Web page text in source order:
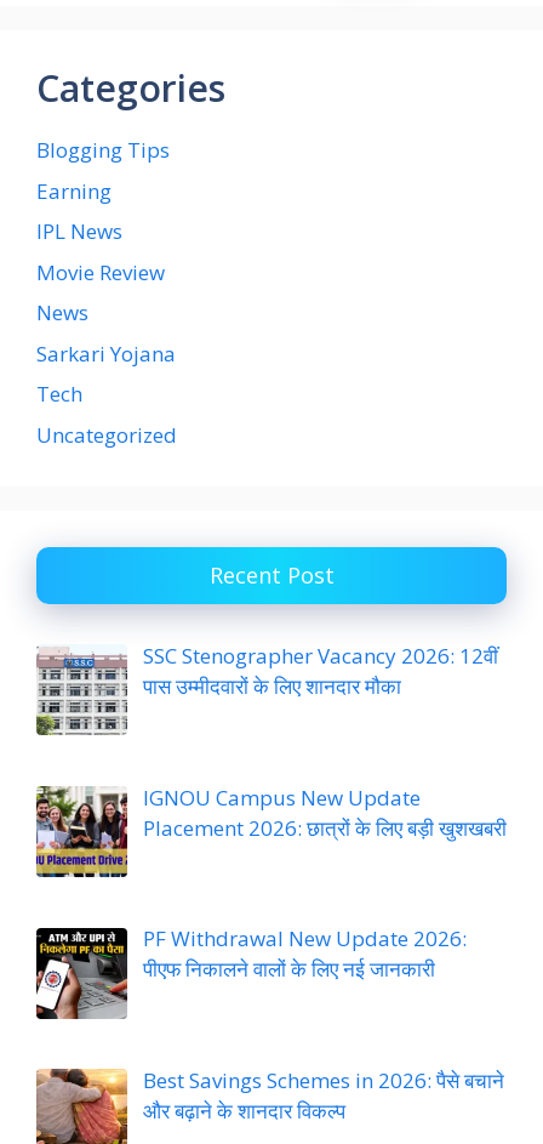
Categories
Blogging Tips
Earning
IPL News
Movie Review
News
Sarkari Yojana
Tech
Uncategorized
Recent Post
SSC Stenographer Vacancy 2026: 12वीं
पास उम्मीदवारों के लिए शानदार मौका
IGNOU Campus New Update
Placement 2026: छात्रों के लिए बड़ी खुशखबरी
PF Withdrawal New Update 2026:
पीएफ निकालने वालों के लिए नई जानकारी
Best Savings Schemes in 2026: पैसे बचाने
और बढ़ाने के शानदार विकल्प